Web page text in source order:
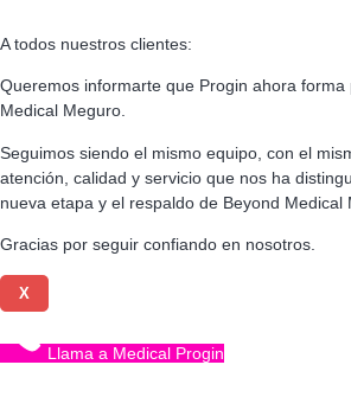
A todos nuestros clientes:
Queremos informarte que Progin ahora
Medical Meguro.
Seguimos siendo el mismo equipo, con el
atención, calidad y servicio que nos ha
nueva etapa y el respaldo de Beyond Medical
Gracias por seguir confiando en nosotros.
X
Llama a Medical Progin